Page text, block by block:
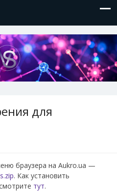
которые я использую.
для
браузера на Aukro.ua —
. Как установить
тут.